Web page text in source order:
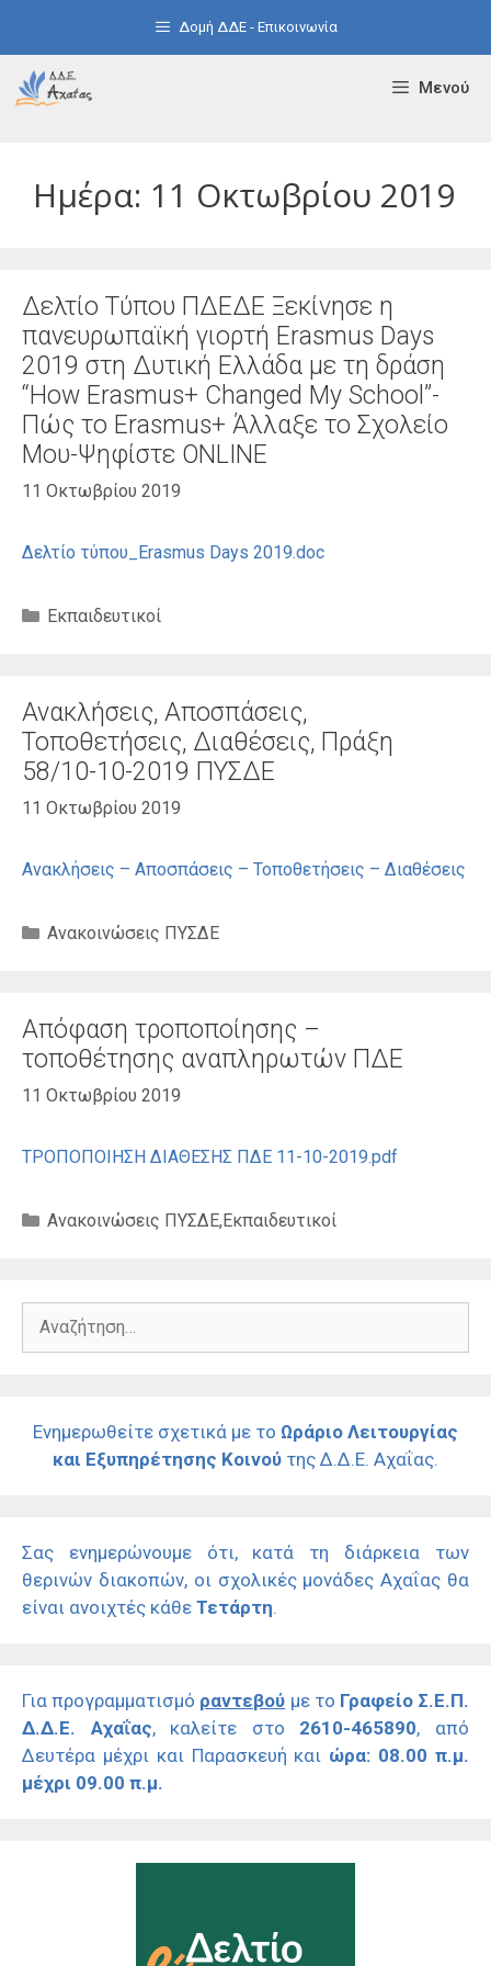
Δομή ΔΔΕ - Επικοινωνία
Μενού
Ημέρα: 11 Οκτωβρίου 2019
Δελτίο Τύπου ΠΔΕΔΕ Ξεκίνησε η
πανευρωπαϊκή γιορτή Erasmus Days
2019 στη Δυτική Ελλάδα με τη δράση
“How Erasmus+ Changed My School”-
Πώς το Erasmus+ Άλλαξε το Σχολείο
Μου-Ψηφίστε ONLINE
11 Οκτωβρίου 2019
Δελτίο τύπου_Erasmus Days 2019.doc
Κατηγορίες
Εκπαιδευτικοί
Ανακλήσεις, Αποσπάσεις,
Τοποθετήσεις, Διαθέσεις, Πράξη
58/10-10-2019 ΠΥΣΔΕ
11 Οκτωβρίου 2019
Ανακλήσεις – Αποσπάσεις – Τοποθετήσεις – Διαθέσεις
Κατηγορίες
Ανακοινώσεις ΠΥΣΔΕ
Απόφαση τροποποίησης –
τοποθέτησης αναπληρωτών ΠΔΕ
11 Οκτωβρίου 2019
ΤΡΟΠΟΠΟΙΗΣΗ ΔΙΑΘΕΣΗΣ ΠΔΕ 11-10-2019.pdf
Κατηγορίες
Ανακοινώσεις ΠΥΣΔΕ,Εκπαιδευτικοί
Αναζήτηση
Ενημερωθείτε σχετικά με το Ωράριο Λειτουργίας
και Εξυπηρέτησης Κοινού της Δ.Δ.Ε. Αχαΐας.
Σας ενημερώνουμε ότι, κατά τη διάρκεια των
θερινών διακοπών, οι σχολικές μονάδες Αχαΐας θα
είναι ανοιχτές κάθε Τετάρτη.
Για προγραμματισμό ραντεβού με το Γραφείο Σ.Ε.Π.
Δ.Δ.Ε. Αχαΐας, καλείτε στο 2610-465890, από
Δευτέρα μέχρι και Παρασκευή και ώρα: 08.00 π.μ.
μέχρι 09.00 π.μ.